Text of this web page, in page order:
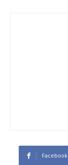
Facebook